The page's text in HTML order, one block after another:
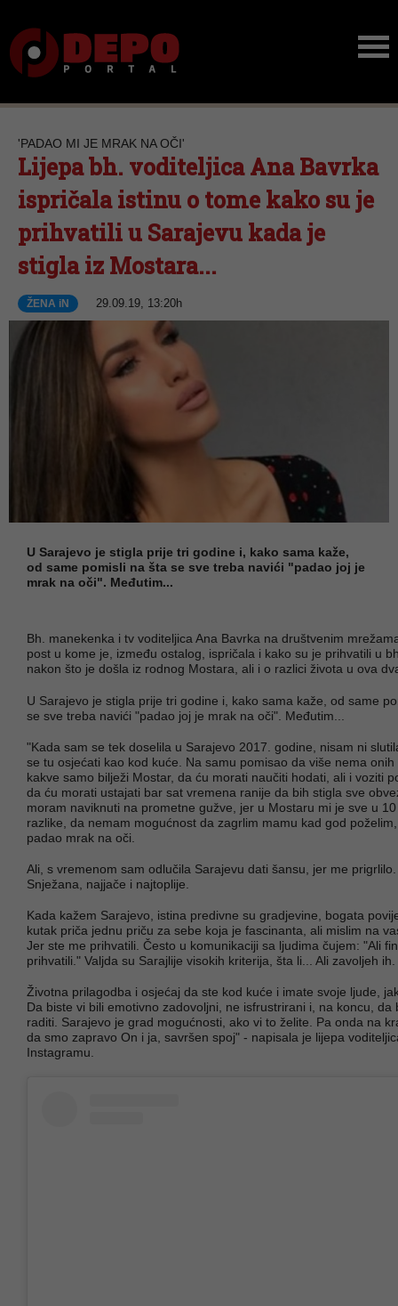
'PADAO MI JE MRAK NA OČI'
Lijepa bh. voditeljica Ana Bavrka
ispričala istinu o tome kako su je
prihvatili u Sarajevu kada je
stigla iz Mostara...
ŽENA iN 29.09.19, 13:20h
U Sarajevo je stigla prije tri godine i, kako sama kaže,
od same pomisli na šta se sve treba navići "padao joj je
mrak na oči". Međutim...
Bh. manekenka i tv voditeljica Ana Bavrka na društvenim
post u kome je, između ostalog, ispričala i kako su je prihvatili u
nakon što je došla iz rodnog Mostara, ali i o razlici života u ova
U Sarajevo je stigla prije tri godine i, kako sama kaže, od same
se sve treba navići "padao joj je mrak na oči". Međutim...
"Kada sam se tek doselila u Sarajevo 2017. godine, nisam ni
se tu osjećati kao kod kuće. Na samu pomisao da više nema onih
kakve samo bilježi Mostar, da ću morati naučiti hodati, ali i voziti
da ću morati ustajati bar sat vremena ranije da bih stigla sve
moram naviknuti na prometne gužve, jer u Mostaru mi je sve u
razlike, da nemam mogućnost da zagrlim mamu kad god
padao mrak na oči.
Ali, s vremenom sam odlučila Sarajevu dati šansu, jer me
Snježana, najjače i najtoplije.
Kada kažem Sarajevo, istina predivne su gradjevine, bogata
kutak priča jednu priču za sebe koja je fascinanta, ali mislim na
Jer ste me prihvatili. Često u komunikaciji sa ljudima čujem: "Ali
prihvatili." Valjda su Sarajlije visokih kriterija, šta li... Ali zavoljeh ih.
Životna prilagodba i osjećaj da ste kod kuće i imate svoje ljude,
Da biste vi bili emotivno zadovoljni, ne isfrustrirani i, na koncu, da
raditi. Sarajevo je grad mogućnosti, ako vi to želite. Pa onda na
da smo zapravo On i ja, savršen spoj" - napisala je lijepa
Instagramu.